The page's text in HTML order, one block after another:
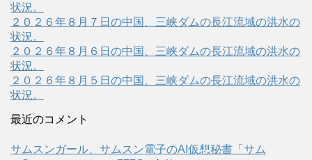
状況。
２０２６年８月７日の中国、三峡ダムの長江流域の洪水の
状況。
２０２６年８月６日の中国、三峡ダムの長江流域の洪水の
状況。
２０２６年８月５日の中国、三峡ダムの長江流域の洪水の
状況。
最近のコメント
サムスンガール、サムスン電子のAI仮想秘書「サム